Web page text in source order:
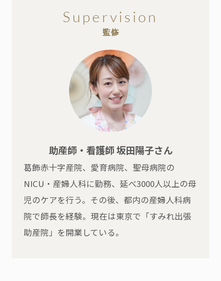
Supervision
監修
助産師・看護師 坂田陽子さん
葛飾赤十字産院、愛育病院、聖母病院の
NICU・産婦人科に勤務、延べ3000人以上の母
児のケアを行う。その後、都内の産婦人科病
院で師長を経験。現在は東京で「すみれ出張
助産院」を開業している。